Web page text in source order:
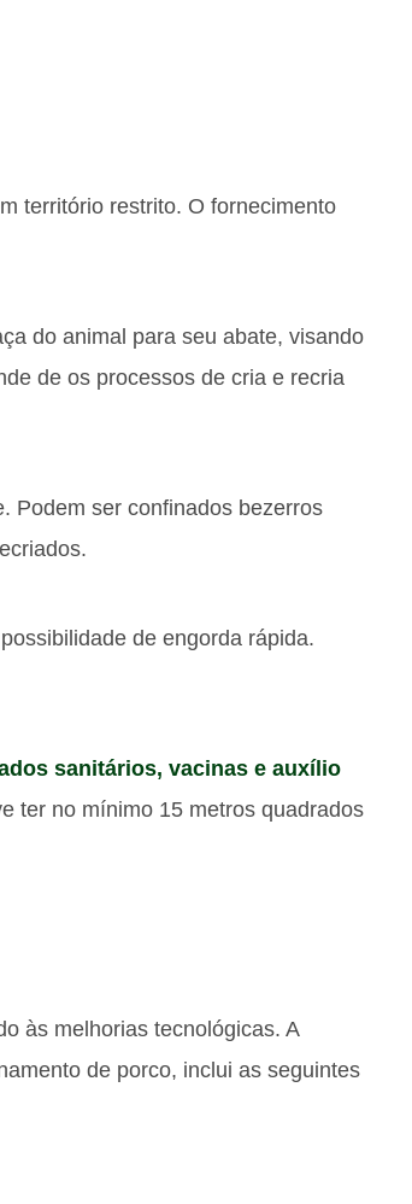
território restrito. O fornecimento
do animal para seu abate, visando
de os processos de cria e recria
Podem ser confinados bezerros
de engorda rápida.
sanitários, vacinas e auxílio
ter no mínimo 15 metros quadrados
às melhorias tecnológicas. A
de porco, inclui as seguintes